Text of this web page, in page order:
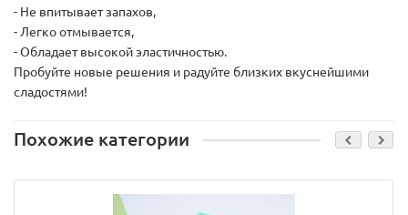
- Не впитывает запахов,
- Легко отмывается,
- Обладает высокой эластичностью.
Пробуйте новые решения и радуйте близких вкуснейшими
сладостями!
Похожие категории